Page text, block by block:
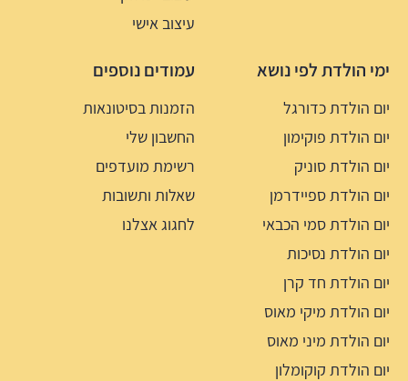
עיצוב אישי
ימי הולדת לפי נושא
יום הולדת כדורגל
יום הולדת פוקימון
יום הולדת סוניק
יום הולדת ספיידרמן
יום הולדת סמי הכבאי
יום הולדת נסיכות
יום הולדת חד קרן
יום הולדת מיקי מאוס
יום הולדת מיני מאוס
יום הולדת קוקומלון
עמודים נוספים
הזמנות בסיטונאות
החשבון שלי
רשימת מועדפים
שאלות ותשובות
לחגוג אצלנו